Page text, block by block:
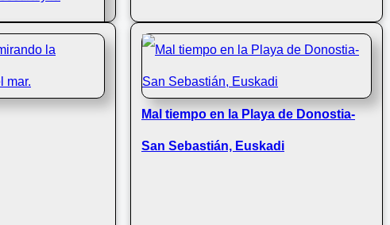
Mal tiempo en la Playa de Donostia-
San Sebastián, Euskadi